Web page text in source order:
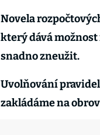
Novela
který dává
snadno zneužit.
Uvolňování
zakládáme na